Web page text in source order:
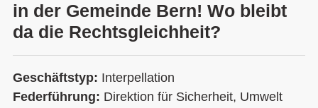
in der Gemeinde Bern! Wo bleibt
da die Rechtsgleichheit?
Geschäftstyp: Interpellation
Federführung: Direktion für Sicherheit, Umwelt